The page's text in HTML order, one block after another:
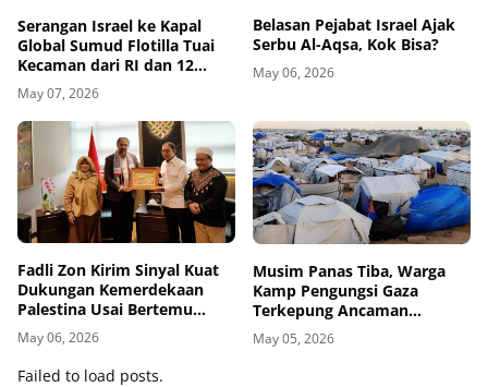
Serangan Israel ke Kapal
Global Sumud Flotilla Tuai
Kecaman dari RI dan 12
Negara
May 07, 2026
Belasan Pejabat Israel Ajak
Serbu Al-Aqsa, Kok Bisa?
May 06, 2026
Fadli Zon Kirim Sinyal Kuat
Dukungan Kemerdekaan
Palestina Usai Bertemu
Delegasi di Kemenbud
May 06, 2026
Musim Panas Tiba, Warga
Kamp Pengungsi Gaza
Terkepung Ancaman
Penyakit Kulit
May 05, 2026
Failed to load posts.